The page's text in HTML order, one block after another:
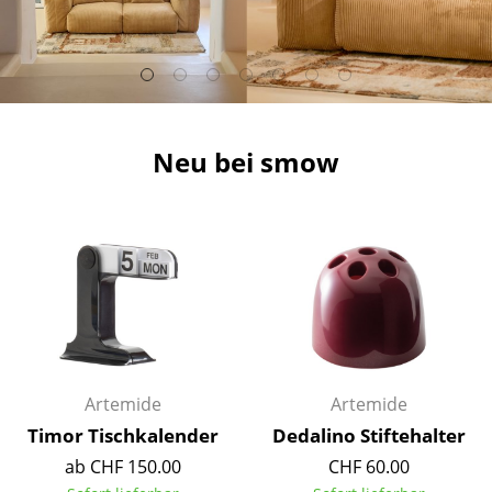
Hocker
Bänke & Liegen
Gartenstühle
Schaukelstühle
Bürodrehstühle
Konferenzstühle
Einzelteile
... alle Sitzmöbel
Neu bei smow
Artemide
Timor Tischkalender
ab CHF 150.00
Artemide
Dedalino Stiftehalter
CHF 60.00